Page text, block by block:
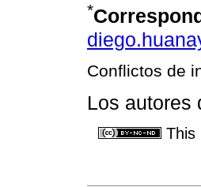
*
Conflictos de
Los autores
This